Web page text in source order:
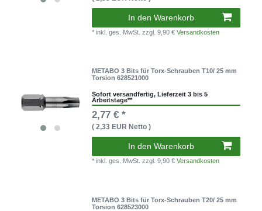
In den Warenkorb
* inkl. ges. MwSt.zzgl. 9,90 €Versandkosten
METABO 3 Bits für Torx-Schrauben T10/ 25 mm
Torsion 628521000
Sofort versandfertig, Lieferzeit 3 bis 5
Arbeitstage**
2,77 € *
( 2,33 EUR Netto )
In den Warenkorb
* inkl. ges. MwSt.zzgl. 9,90 €Versandkosten
METABO 3 Bits für Torx-Schrauben T20/ 25 mm
Torsion 628523000